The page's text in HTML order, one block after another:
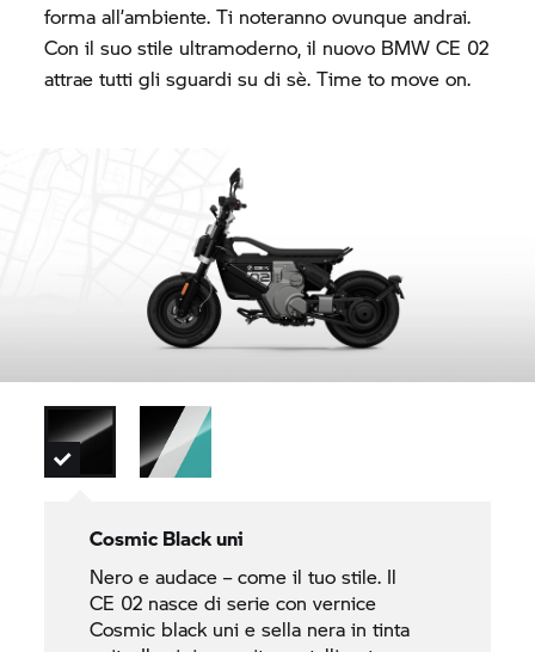
forma all’ambiente. Ti noteranno ovunque andrai.
Con il suo stile ultramoderno, il nuovo BMW CE 02
attrae tutti gli sguardi su di sè. Time to move on.
Cosmic Black uni
Nero e audace – come il tuo stile. Il
CE 02nasce di serie con vernice
Cosmic black uni e sella nera in tinta